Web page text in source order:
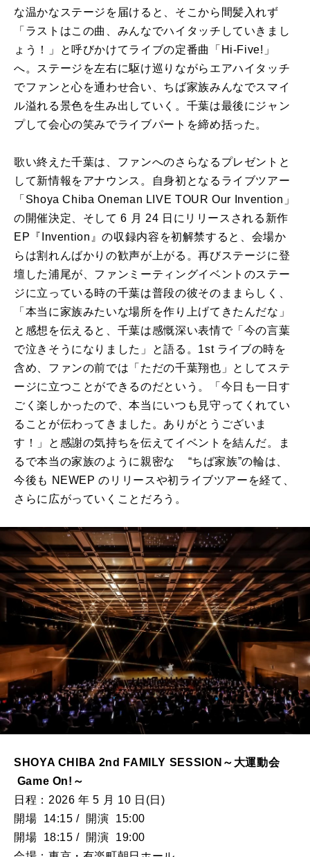
な温かなステージを届けると、そこから間髪入れず
「ラストはこの曲、みんなでハイタッチしていきまし
ょう！」と呼びかけてライブの定番曲「Hi-Five!」
へ。ステージを左右に駆け巡りながらエアハイタッチ
でファンと心を通わせ合い、ちば家族みんなでスマイ
ル溢れる景色を生み出していく。千葉は最後にジャン
プして会心の笑みでライブパートを締め括った。
歌い終えた千葉は、ファンへのさらなるプレゼントと
して新情報をアナウンス。自身初となるライブツアー
「Shoya Chiba Oneman LIVE TOUR Our Invention」
の開催決定、そして 6 月 24 日にリリースされる新作
EP『Invention』の収録内容を初解禁すると、会場か
らは割れんばかりの歓声が上がる。再びステージに登
壇した浦尾が、ファンミーティングイベントのステー
ジに立っている時の千葉は普段の彼そのままらしく、
「本当に家族みたいな場所を作り上げてきたんだな」
と感想を伝えると、千葉は感慨深い表情で「今の言葉
で泣きそうになりました」と語る。1st ライブの時を
含め、ファンの前では「ただの千葉翔也」としてステ
ージに立つことができるのだという。「今日も一日す
ごく楽しかったので、本当にいつも見守ってくれてい
ることが伝わってきました。ありがとうございま
す！」と感謝の気持ちを伝えてイベントを結んだ。ま
るで本当の家族のように親密な “ちば家族”の輪は、
今後も NEWEP のリリースや初ライブツアーを経て、
さらに広がっていくことだろう。
SHOYA CHIBA 2nd FAMILY SESSION～大運動会
Game On!～
日程：2026 年 5 月 10 日(日)
開場 14:15 / 開演 15:00
開場 18:15 / 開演 19:00